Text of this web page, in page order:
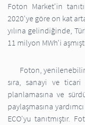
Foton Market'in
2020'ye göre on kat
yılına gelindiğinde,
11 milyon MWh'i
Foton,
sıra, sanayi ve ticari
planlamasına ve
paylaşmasına
ECO'yu tanıtmıştır.